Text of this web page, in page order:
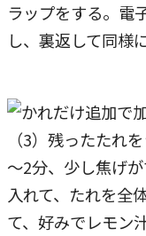
ラップをする。電
し、裏返して同様
（3）残ったたれ
～2分、少し焦げ
入れて、たれを全
て、好みでレモン